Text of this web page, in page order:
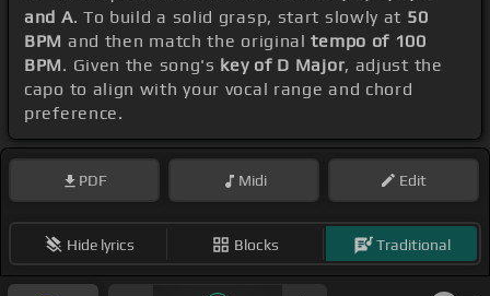
and A. To build a solid grasp, start slowly at 50
BPM and then match the originaltempo of 100
BPM. Given the song's key of D Major, adjust the
capo to align with your vocal range and chord
preference.
PDF Midi Edit
Hide lyrics Blocks Traditional